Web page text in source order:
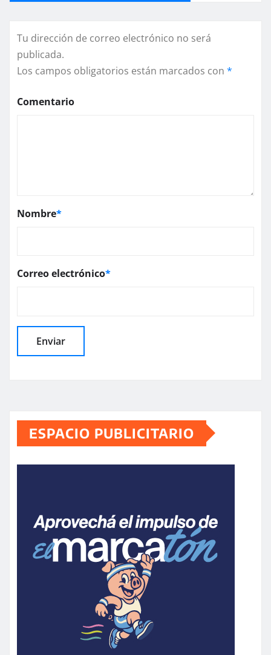
Tu dirección de correo electrónico no será
publicada.
Los campos obligatorios están marcados con *
Comentario
Nombre*
Correo electrónico*
ESPACIO PUBLICITARIO